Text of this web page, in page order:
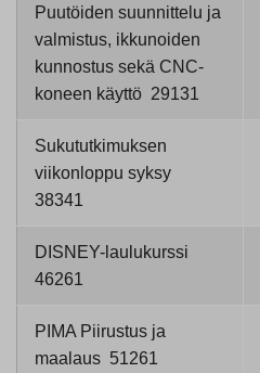
Puutöiden suunnittelu ja
valmistus, ikkunoiden
kunnostus sekä CNC-
koneen käyttö 29131
Sukututkimuksen
viikonloppu syksy
38341
DISNEY-laulukurssi
46261
PIMA Piirustus ja
maalaus 51261